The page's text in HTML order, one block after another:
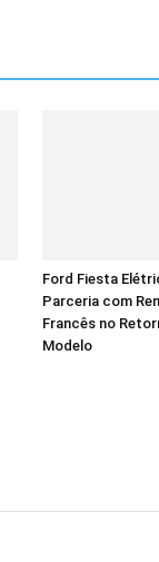
Ford Fiesta
Parceria com
Francês no
Modelo